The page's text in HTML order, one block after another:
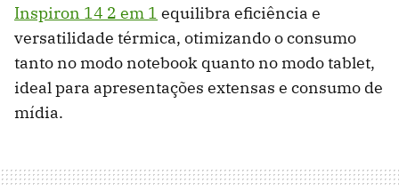
Inspiron 14 2 em 1 equilibra eficiência e
versatilidade térmica, otimizando o consumo
tanto no modo notebook quanto no modo tablet,
ideal para apresentações extensas e consumo de
mídia.